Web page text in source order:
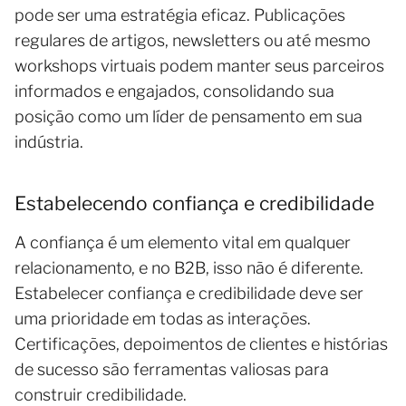
pode ser uma estratégia eficaz. Publicações
regulares de artigos, newsletters ou até mesmo
workshops virtuais podem manter seus parceiros
informados e engajados, consolidando sua
posição como um líder de pensamento em sua
indústria.
Estabelecendo confiança e credibilidade
A confiança é um elemento vital em qualquer
relacionamento, e no B2B, isso não é diferente.
Estabelecer confiança e credibilidade deve ser
uma prioridade em todas as interações.
Certificações, depoimentos de clientes e histórias
de sucesso são ferramentas valiosas para
construir credibilidade.